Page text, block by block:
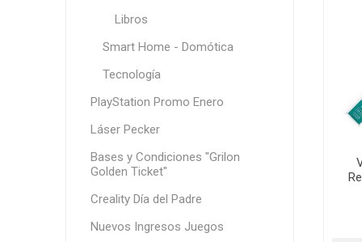
Libros
Smart Home - Domótica
Tecnología
PlayStation Promo Enero
Láser Pecker
Bases y Condiciones "Grilon
Golden Ticket"
Creality Día del Padre
Nuevos Ingresos Juegos